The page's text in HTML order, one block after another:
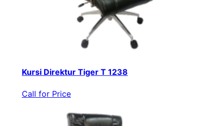
Kursi Direktur Tiger T 1238
Call for Price